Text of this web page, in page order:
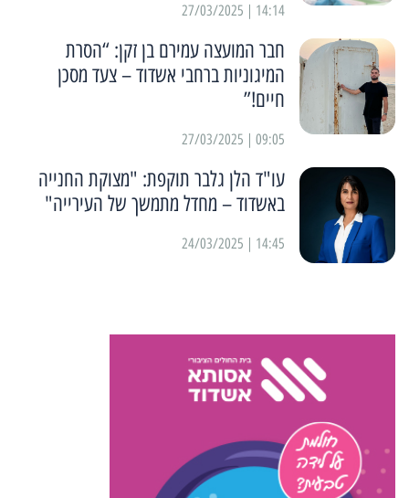
14:14 | 27/03/2025
חבר המועצה עמירם בן זקן: “הסרת
המיגוניות ברחבי אשדוד – צעד מסכן
חיים!”
09:05 | 27/03/2025
עו"ד הלן גלבר תוקפת: "מצוקת החנייה
באשדוד – מחדל מתמשך של העירייה"
14:45 | 24/03/2025